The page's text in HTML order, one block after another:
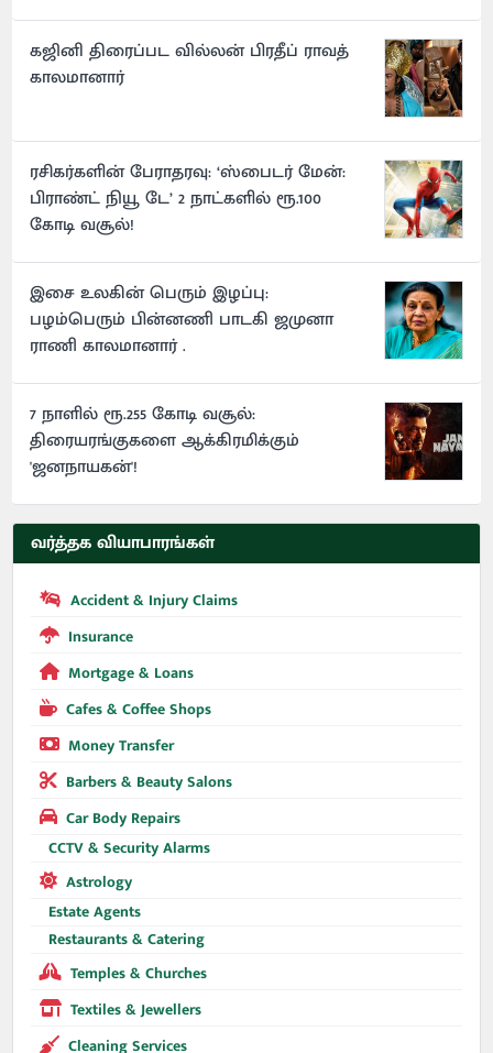
கஜினி திரைப்பட வில்லன் பிரதீப் ராவத்
காலமானார்
ரசிகர்களின் பேராதரவு: ‘ஸ்பைடர் மேன்:
பிராண்ட் நியூ டே’ 2 நாட்களில் ரூ.100
கோடி வசூல்!
இசை உலகின் பெரும் இழப்பு:
பழம்பெரும் பின்னணி பாடகி ஜமுனா
ராணி காலமானார் .
7 நாளில் ரூ.255 கோடி வசூல்:
திரையரங்குகளை ஆக்கிரமிக்கும்
'ஜனநாயகன்'!
வர்த்தக வியாபாரங்கள்
Accident & Injury Claims
Insurance
Mortgage & Loans
Cafes & Coffee Shops
Money Transfer
Barbers & Beauty Salons
Car Body Repairs
CCTV & Security Alarms
Astrology
Estate Agents
Restaurants & Catering
Temples & Churches
Textiles & Jewellers
Cleaning Services